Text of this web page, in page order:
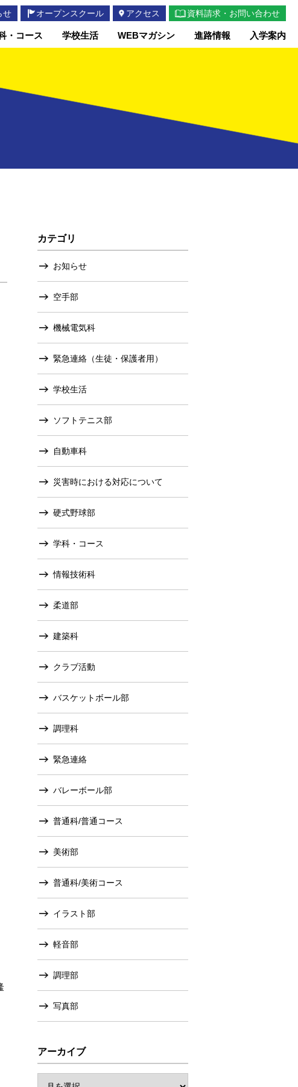
・コース 学校生活 WEBマガシン 進路情報 入学案内
せ オープンスクール アクセス 資料請求・お問い合わせ
カテゴリ
お知らせ
空手部
機械電気科
緊急連絡（生徒・保護者用）
学校生活
ソフトテニス部
自動車科
災害時における対応について
硬式野球部
学科・コース
情報技術科
柔道部
建築科
クラブ活動
バスケットボール部
調理科
緊急連絡
バレーボール部
普通科/普通コース
美術部
普通科/美術コース
イラスト部
軽音部
調理部
写真部
アーカイブ